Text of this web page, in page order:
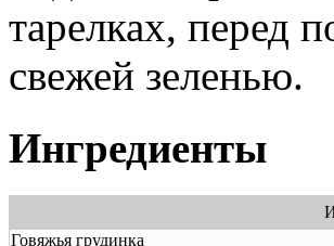
тарелках, перед
свежей зеленью.
Ингредиенты
Говяжья грудинка